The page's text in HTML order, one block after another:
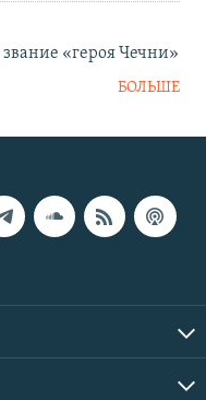
«героя Чечни»
БОЛЬШЕ